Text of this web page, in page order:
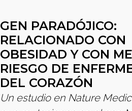
GEN PARADÓJICO:
RELACIONADO CON
OBESIDAD Y CON
RIESGO DE
DEL CORAZÓN
Un estudio en Nature